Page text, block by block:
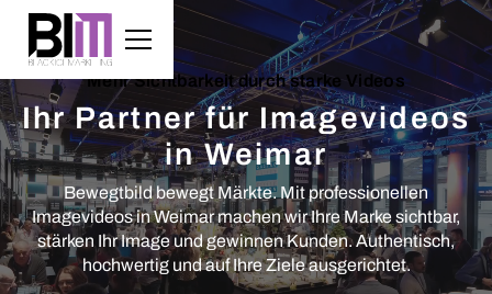
Mehr Sichtbarkeit durch starke Videos
Ihr Partner für Imagevideos
in Weimar
Bewegtbild bewegt Märkte. Mit professionellen
Imagevideos in Weimar machen wir Ihre Marke sichtbar,
stärken Ihr Image und gewinnen Kunden. Authentisch,
hochwertig und auf Ihre Ziele ausgerichtet.